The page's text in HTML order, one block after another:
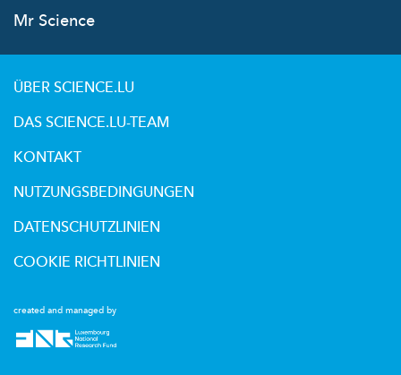
Mr Science
created and managed by
ÜBER SCIENCE.LU
DAS SCIENCE.LU-TEAM
KONTAKT
NUTZUNGSBEDINGUNGEN
DATENSCHUTZLINIEN
COOKIE RICHTLINIEN